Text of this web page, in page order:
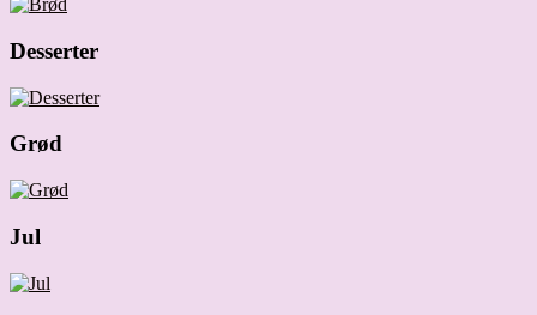
Desserter
Grød
Jul